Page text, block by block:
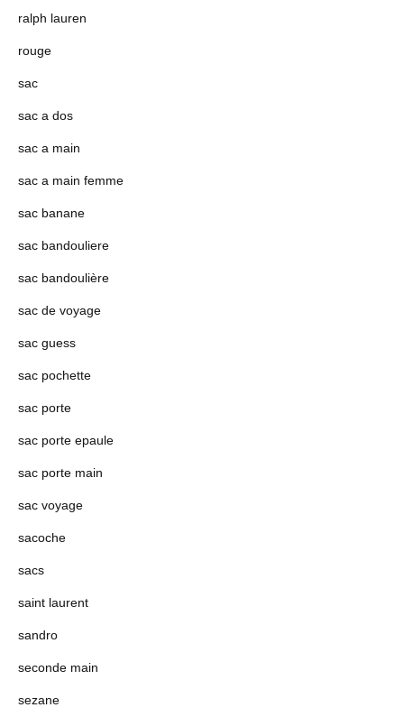
ralph lauren
rouge
sac
sac a dos
sac a main
sac a main femme
sac banane
sac bandouliere
sac bandoulière
sac de voyage
sac guess
sac pochette
sac porte
sac porte epaule
sac porte main
sac voyage
sacoche
sacs
saint laurent
sandro
seconde main
sezane